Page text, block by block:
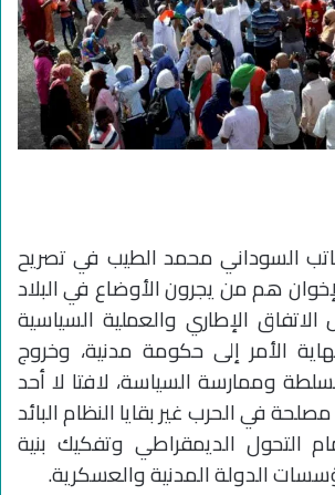
السوداني محمد الطيب في تصريح
هم من يجرون الأوضاع في البلاد
الإطاري والعملية السياسية
الأمر إلى حكومة مدنية، وخروج
وممارسة السياسة، لافتا لا أحد
في الحرب غير بقايا النظام البائد
التحول الديمقراطي وتفكيك بنية
الدولة المدنية والعسكرية.